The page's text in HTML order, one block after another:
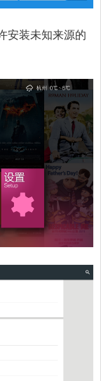
安装未知来源的